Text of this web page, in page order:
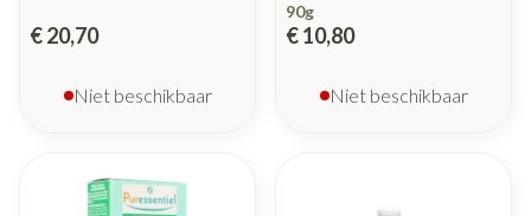
€ 20,70
Niet beschikbaar
90g
€ 10,80
Niet beschikbaar